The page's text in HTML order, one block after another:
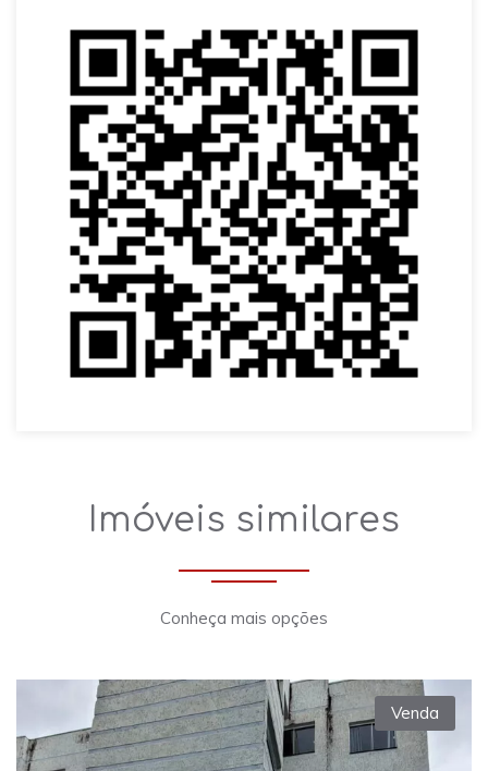
Imóveis similares
Conheça mais opções
Venda